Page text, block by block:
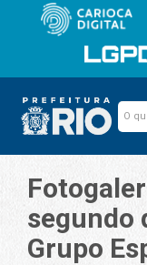
segundo
Grupo